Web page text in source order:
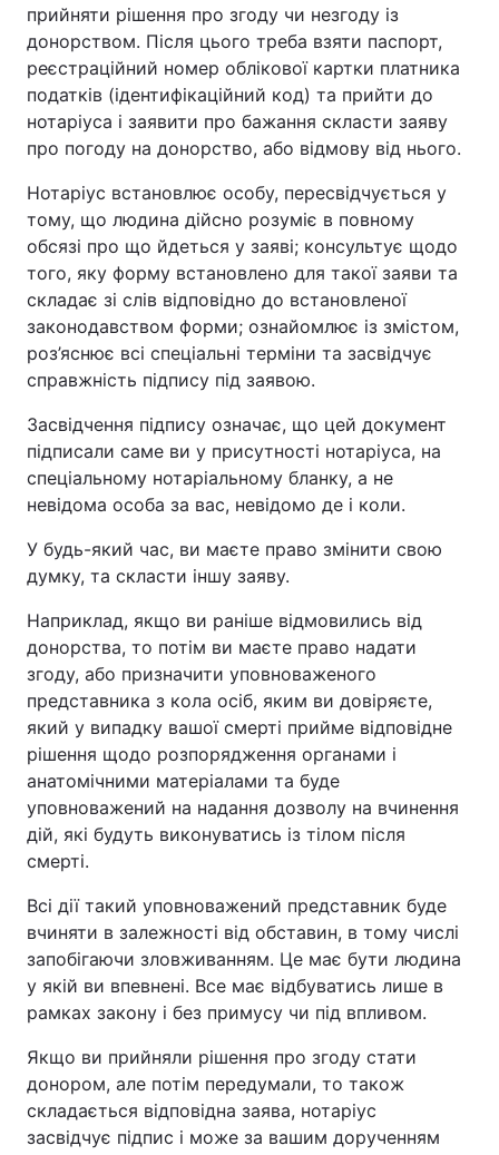
прийняти рішення про згоду чи незгоду із
донорством. Після цього треба взяти паспорт,
реєстраційний номер облікової картки платника
податків (ідентифікаційний код) та прийти до
нотаріуса і заявити про бажання скласти заяву
про погоду на донорство, або відмову від нього.
Нотаріус встановлює особу, пересвідчується у
тому, що людина дійсно розуміє в повному
обсязі про що йдеться у заяві; консультує щодо
того, яку форму встановлено для такої заяви та
складає зі слів відповідно до встановленої
законодавством форми; ознайомлює із змістом,
роз’яснює всі спеціальні терміни та засвідчує
справжність підпису під заявою.
Засвідчення підпису означає, що цей документ
підписали саме ви у присутності нотаріуса, на
спеціальному нотаріальному бланку, а не
невідома особа за вас, невідомо де і коли.
У будь-який час, ви маєте право змінити свою
думку, та скласти іншу заяву.
Наприклад, якщо ви раніше відмовились від
донорства, то потім ви маєте право надати
згоду, або призначити уповноваженого
представника з кола осіб, яким ви довіряєте,
який у випадку вашої смерті прийме відповідне
рішення щодо розпорядження органами і
анатомічними матеріалами та буде
уповноважений на надання дозволу на вчинення
дій, які будуть виконуватись із тілом після
смерті.
Всі дії такий уповноважений представник буде
вчиняти в залежності від обставин, в тому числі
запобігаючи зловживанням. Це має бути людина
у якій ви впевнені. Все має відбуватись лише в
рамках закону і без примусу чи під впливом.
Якщо ви прийняли рішення про згоду стати
донором, але потім передумали, то також
складається відповідна заява, нотаріус
засвідчує підпис і може за вашим дорученням